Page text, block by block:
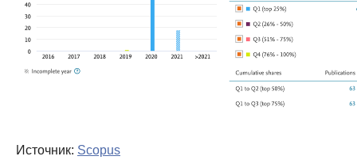
Источник: Scopus